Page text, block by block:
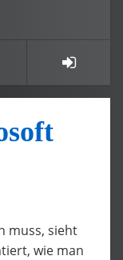
muss, sieht
wie man